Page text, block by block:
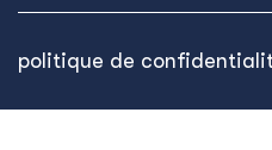
politique de